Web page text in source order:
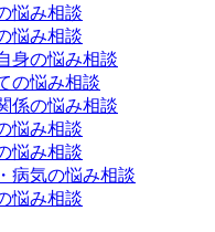
悩み相談
悩み相談
身の悩み相談
の悩み相談
係の悩み相談
悩み相談
悩み相談
病気の悩み相談
悩み相談